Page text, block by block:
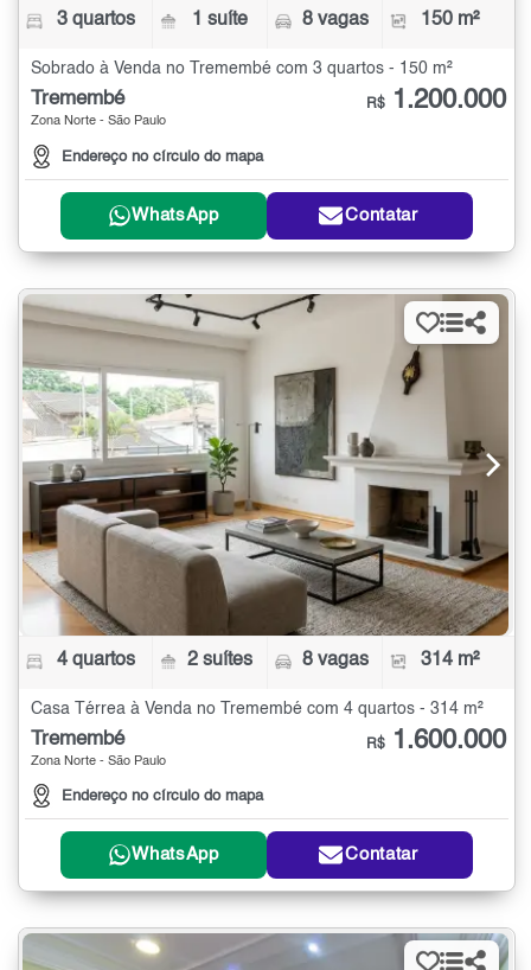
3 quartos 1 suíte 8 vagas 150 m²
Sobrado à Venda no Tremembé com 3 quartos - 150 m²
Tremembé
Zona Norte - São Paulo
Endereço no círculo do mapa
R$ 1.200.000
WhatsApp Contatar
4 quartos 2 suítes 8 vagas 314 m²
Casa Térrea à Venda no Tremembé com 4 quartos - 314 m²
Tremembé
Zona Norte - São Paulo
Endereço no círculo do mapa
R$ 1.600.000
WhatsApp Contatar